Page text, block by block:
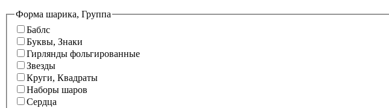
Форма шарика, Группа
Баблс
Буквы, Знаки
Гирлянды фольгированные
Звезды
Круги, Квадраты
Наборы шаров
Сердца